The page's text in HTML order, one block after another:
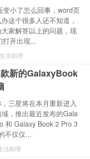
变小了怎么回事，word页
这个很多人还不知道，
家解答以上的问题，现
打开出现...
生活助理
新的GalaxyBook
三星将在本月重新进入
，推出最近发布的Gala
和 Galaxy Book 2 Pro 3
不仅仅...
活助理